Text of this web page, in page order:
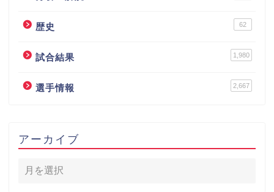
歴史 62
試合結果 1,980
選手情報 2,667
アーカイブ